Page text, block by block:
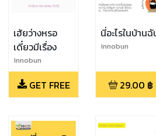
เฮ้ยว่างหรอ
เดี๋ยวมีเรื่อง
innobun
GET FREE
นี่อะไรในบ้านฉั
innobun
29.00 ฿